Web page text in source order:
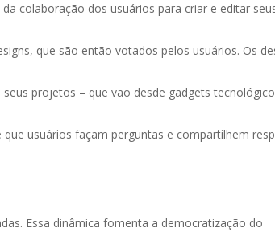
colaboração dos usuários para criar e editar
que são então votados pelos usuários. Os
projetos – que vão desde gadgets
usuários façam perguntas e compartilhem
Essa dinâmica fomenta a democratização do